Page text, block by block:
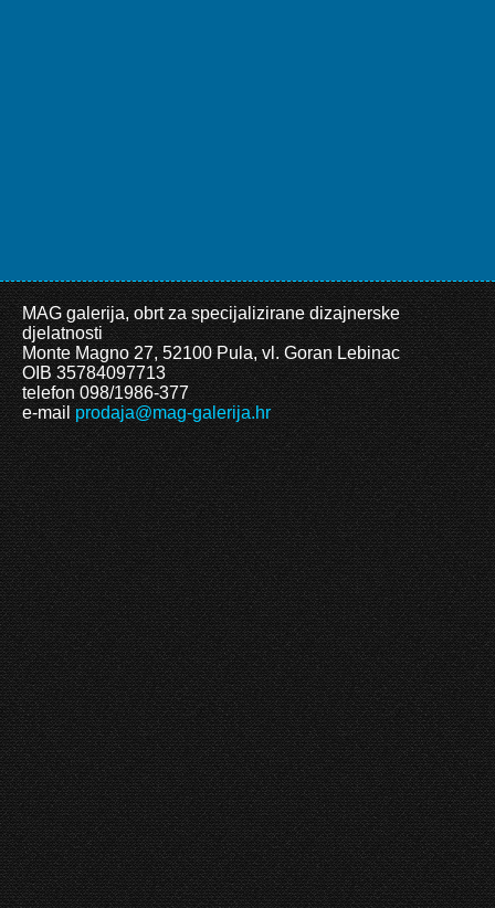
MAG galerija, obrt za specijalizirane dizajnerske
djelatnosti
Monte Magno 27, 52100 Pula, vl. Goran Lebinac
OIB 35784097713
telefon 098/1986-377
e-mailprodaja@mag-galerija.hr